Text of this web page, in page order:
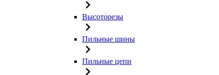
Высоторезы
Пильные шины
Пильные цепи